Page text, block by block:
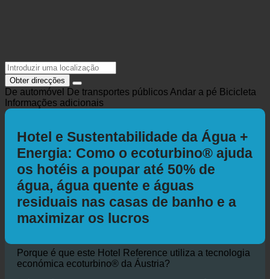
Obter direcções
De automóvel De transportes públicos
Informações adicionais
Hotel e Sustentabilidade da Água +
Energia: Como o ecoturbino® ajuda
os hotéis a poupar até 50% de
água, água quente e águas
residuais nas casas de banho e a
Porque é que este Hotel Reference utiliza a tecnologia